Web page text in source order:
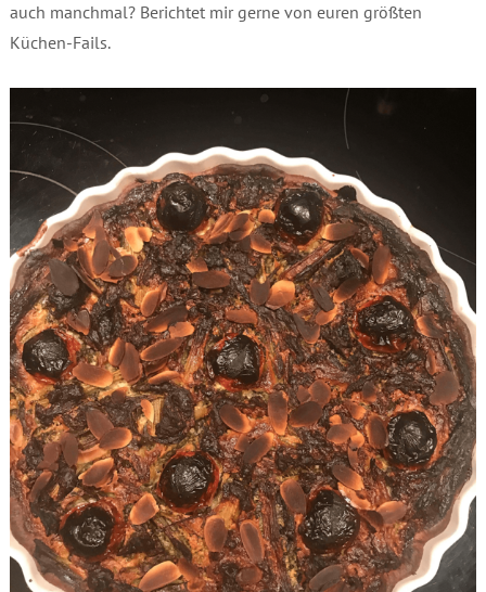
auch manchmal? Berichtet mir gerne von euren größten
Küchen-Fails.